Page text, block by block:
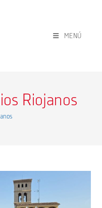
MENÚ
Riojanos